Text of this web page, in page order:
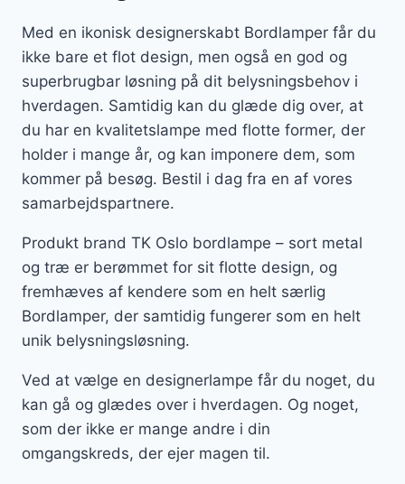
Med en ikonisk designerskabt Bordlamper får du
ikke bare et flot design, men også en god og
superbrugbar løsning på dit belysningsbehov i
hverdagen. Samtidig kan du glæde dig over, at
du har en kvalitetslampe med flotte former, der
holder i mange år, og kan imponere dem, som
kommer på besøg. Bestil i dag fra en af vores
samarbejdspartnere.
Produkt brand TK Oslo bordlampe – sort metal
og træ er berømmet for sit flotte design, og
fremhæves af kendere som en helt særlig
Bordlamper, der samtidig fungerer som en helt
unik belysningsløsning.
Ved at vælge en designerlampe får du noget, du
kan gå og glædes over i hverdagen. Og noget,
som der ikke er mange andre i din
omgangskreds, der ejer magen til.